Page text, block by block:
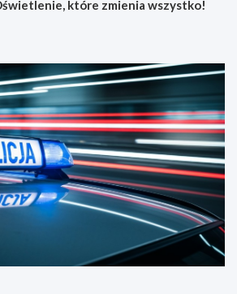
które zmienia wszystko!